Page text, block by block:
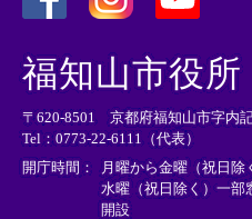
外
部
リ
ン
ク
＞
外
リ
ン
ク
＞
外
部
ン
ク
＞
福知山市役所
〒620-8501 京都府福知山市字内
Tel：0773-22-6111（代表）
開庁時間：
月曜から金曜（祝日
水曜（祝日除く）一部
開設